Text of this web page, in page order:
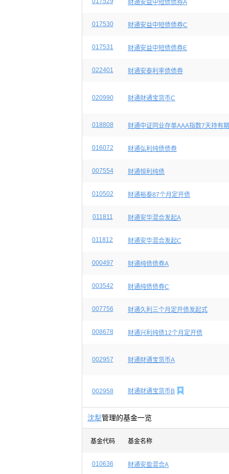
财通安益中短债债券A
017530 财通安益中短债债券C
017531 财通安益中短债债券E
022401 财通安泰利率债债券
020990 财通财通宝货币C
018808 财通中证同业存单AAA指数7天持有期
016072 财通弘利纯债债券
007554 财通恒利纯债
010502 财通裕泰87个月定开债
011811 财通安华混合发起A
011812 财通安华混合发起C
000497 财通纯债债券A
003542 财通纯债债券C
007756 财通久利三个月定开债发起式
008678 财通兴利纯债12个月定开债
002957 财通财通宝货币A
002958 财通财通宝货币B 
沈犁管理的基金一览
基金代码 基金名称
010636 财通安盈混合A